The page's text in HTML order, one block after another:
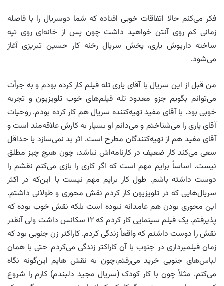
فکر می‌کنم حالا اتفاقات خوبی افتاده که شما دوسریال را با فاصله
زمانی کم روی آنتن خواهید داشت چون پس از خانه‌ای روی تپه
ساخته داریوش یاری، پخش سریال رخنه کار حسین تبریزی آغاز
می‌شود.
من قبل از این سریال با آقای یاری تله فیلم کار کرده بودم و به جرأت
می‌توانم بگویم جزو معدود تله فیلم‌های خوب تلویزیون و تجربه
خوبی بود. با آقای مفید تهیه‌کننده سریال هم کار کرده بودم. روحیات
آقای یاری را می‌شناختم و می‌دانم او بسیار به کارش علاقه‌مند است و
آقای مفید هم از تهیه‌کنندگان مطرح است. اثر بد نمی‌سازد یا حداقل
سعی می‌کند کار ضعیف در کارنامه‌اش نباشد، چون هیچ چیز مطلق
نیست. اساساً برایم مهم است که اگر کاری را بازی می‌کنم نقشم را
دوست داشته باشم. طول کار برایم مهم نیست با این‌که در اکثر
سریال‌هایی که در تلویزیون کار کردم نقش محوری و طولانی داشتم.
این محوری بودن هم عامدانه نبوده است بلکه نقش خوب بوده که
پذیرفتم. یک فیلم سینمایی کار کردم که ۱۲ سکانس داشت ولی آنقدر
نقش را دوست داشتم که واقعاً زندگی کردم. کاراکتر زن جنوبی بود که
زمان فیلمبرداری در جنوب با آن کاراکتر زندگی می‌کردم حتی با همان
لباس‌های جنوبی خرید می‌رفتم،چون به نقش هایم این‌گونه نگاه
می‌کنم. مثلاً چون با کار کودک (سریال مجید دلبندم) کارم را شروع